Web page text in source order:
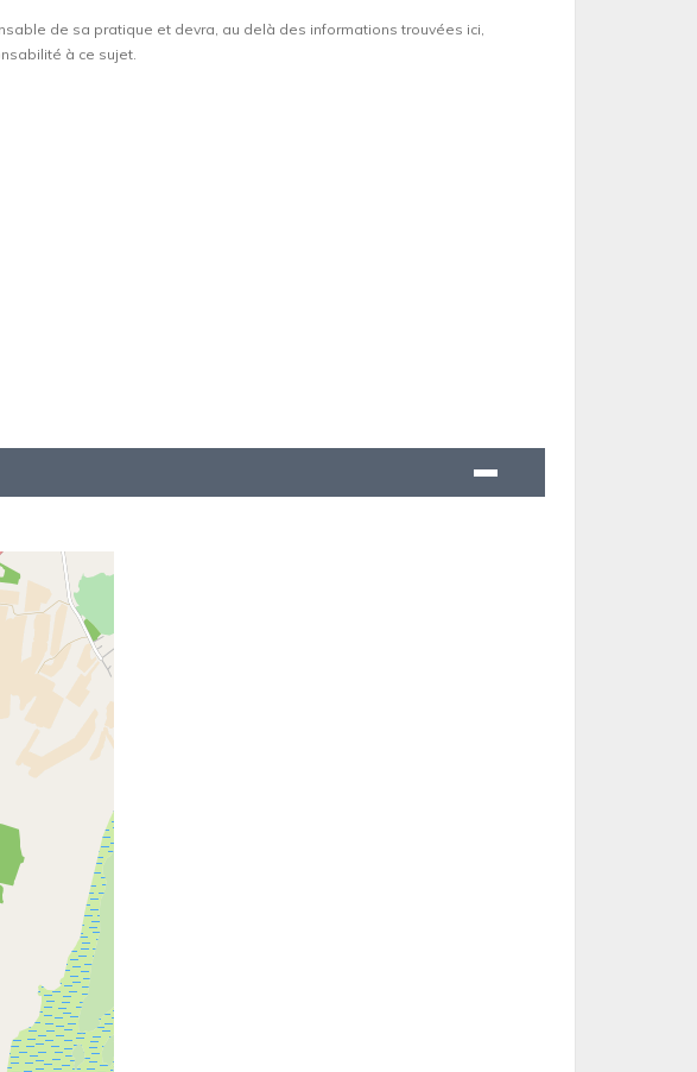
de sa pratique et devra, au delà des informations trouvées ici,
à ce sujet.